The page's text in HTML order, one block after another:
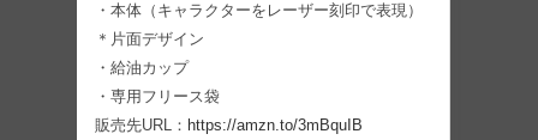
・本体（キャラクターをレーザー刻印で表現）
＊片面デザイン
・給油カップ
・専用フリース袋
販売先URL： https://amzn.to/3mBquIB